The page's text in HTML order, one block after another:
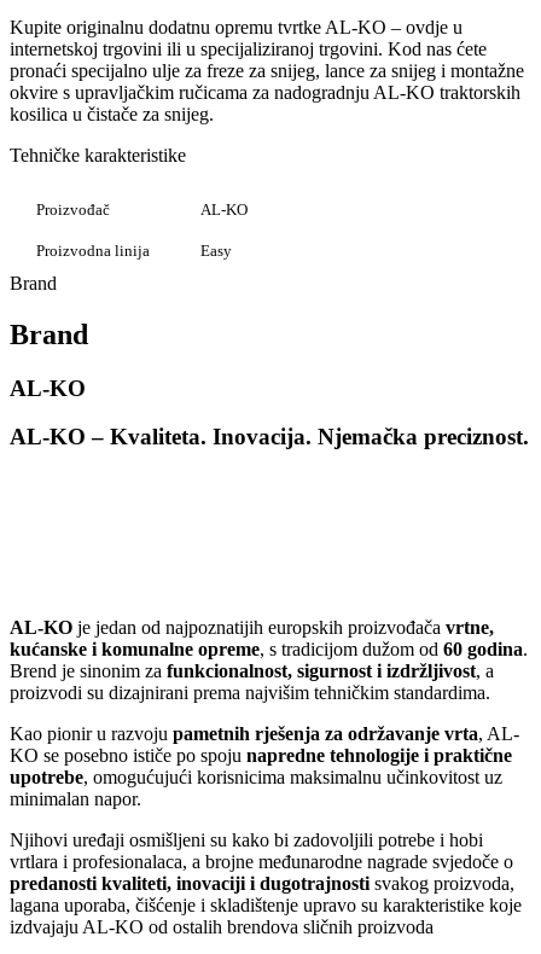
Kupite originalnu dodatnu opremu tvrtke AL-KO – ovdje u
internetskoj trgovini ili u specijaliziranoj trgovini. Kod nas ćete
pronaći specijalno ulje za freze za snijeg, lance za snijeg i montažne
okvire s upravljačkim ručicama za nadogradnju AL-KO traktorskih
kosilica u čistače za snijeg.
Tehničke karakteristike
Proizvođač AL-KO
Proizvodna linija Easy
Brand
Brand
AL-KO
AL-KO – Kvaliteta. Inovacija. Njemačka preciznost.
AL-KO je jedan od najpoznatijih europskih proizvođača vrtne,
kućanske i komunalne opreme, s tradicijom dužom od 60 godina.
Brend je sinonim za funkcionalnost, sigurnost i izdržljivost, a
proizvodi su dizajnirani prema najvišim tehničkim standardima.
Kao pionir u razvoju pametnih rješenja za održavanje vrta, AL-
KO se posebno ističe po spoju napredne tehnologije i praktične
upotrebe, omogućujući korisnicima maksimalnu učinkovitost uz
minimalan napor.
Njihovi uređaji osmišljeni su kako bi zadovoljili potrebe i hobi
vrtlara i profesionalaca, a brojne međunarodne nagrade svjedoče o
predanosti kvaliteti, inovaciji i dugotrajnosti svakog proizvoda,
lagana uporaba, čišćenje i skladištenje upravo su karakteristike koje
izdvajaju AL-KO od ostalih brendova sličnih proizvoda